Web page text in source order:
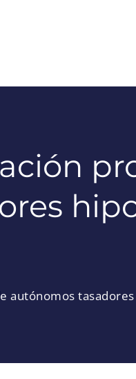
autónomos